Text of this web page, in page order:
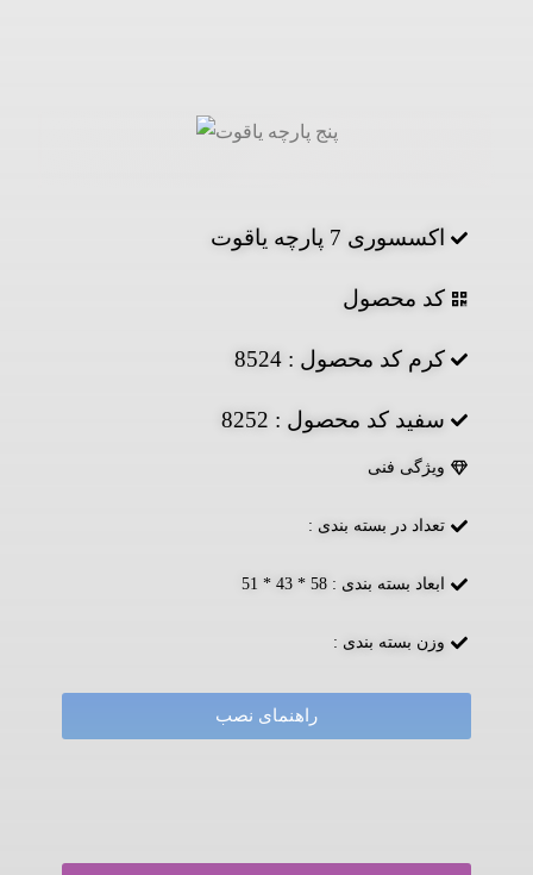
اکسسوری 7 پارچه یاقوت
کد محصول
کرم کد محصول : 8524
سفید کد محصول : 8252
ویژگی فنی
تعداد در بسته بندی :
ابعاد بسته بندی : 58 * 43 * 51
وزن بسته بندی :
راهنمای نصب